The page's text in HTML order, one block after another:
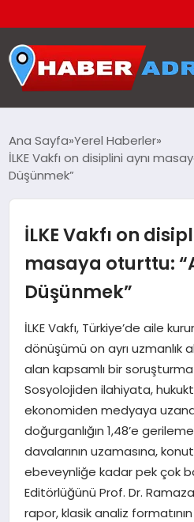
GÜNDEM
TEKNOLOJI
EĞITIM
MAGAZIN
YAŞAM
OTOMOBIL
Ana Sayfa Yerel Haberler
İLKE Vakfı on disiplini aynı
Düşünmek”
İLKE Vakfı on
masaya oturttu:
Düşünmek”
İLKE Vakfı, Türkiye’de aile
dönüşümü on ayrı uzmanlık
alan kapsamlı bir soruşturma
Sosyolojiden ilahiyata,
ekonomiden medyaya
doğurganlığın 1,48’e
davalarının uzamasına,
ebeveynliğe kadar pek çok
Editörlüğünü Prof. Dr.
rapor, klasik analiz formatının